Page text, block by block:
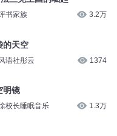
书家族 3.2万
的天空
风语社彤云 1374
明镜
校长睡眠音乐 1.3万